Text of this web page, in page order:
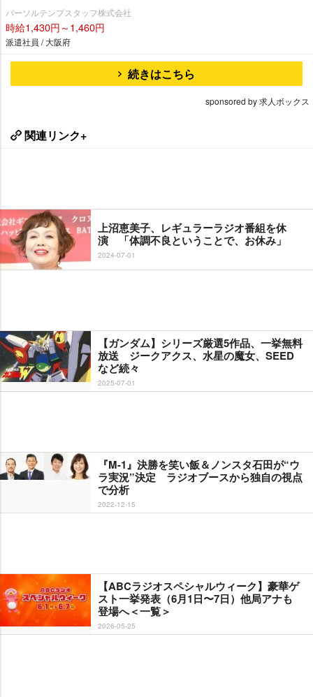
パーソルテンプスタッフ株式会社
時給1,430円～1,460円
派遣社員 / 大阪府
続きはこちら
sponsored by 求人ボックス
関連リンク+
上沼恵美子、レギュラーラジオ番組を休
演 「体調不良ということで、お休み」
2024-07-01
【ガンダム】シリーズ厳選5作品、一挙無料
放送 ジークアクス、水星の魔女、SEED
など続々
2025-07-01
『M-1』決勝を笑い飯＆ノンスタ石田が“ウ
ラ実況”決定 ラジオブースから独自の視点
で分析
2022-12-15
【ABCラジオスペシャルウィーク】豪華ゲ
スト一挙発表（6月1日〜7日）他局アナも
登場へ＜一覧＞
2026-05-25